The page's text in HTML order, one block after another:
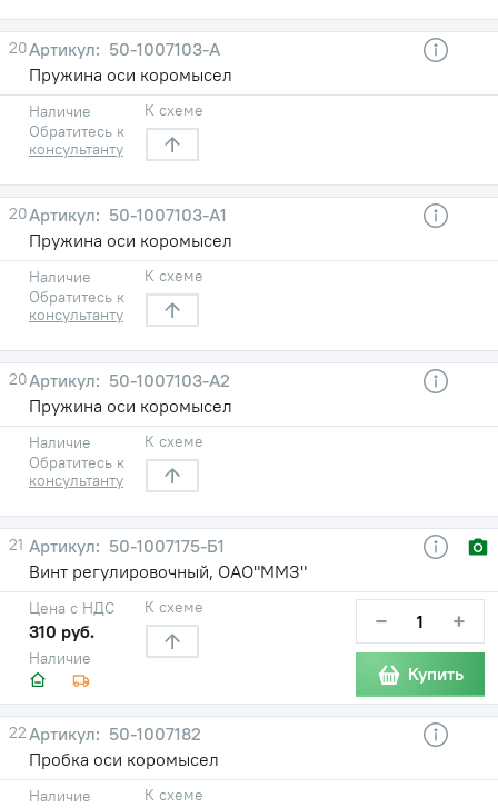
20
50-1007103-А
Пружина оси коромысел
Наличие
Обратитесь к
консультанту
К схеме
20
50-1007103-А1
Пружина оси коромысел
Наличие
Обратитесь к
консультанту
К схеме
20
50-1007103-А2
Пружина оси коромысел
Наличие
Обратитесь к
консультанту
К схеме
21
50-1007175-Б1
Винт регулировочный, ОАО"ММЗ"
Наличие
Цена с НДС
310 руб.
К схеме − +
Купить
22
50-1007182
Пробка оси коромысел
Наличие
К схеме